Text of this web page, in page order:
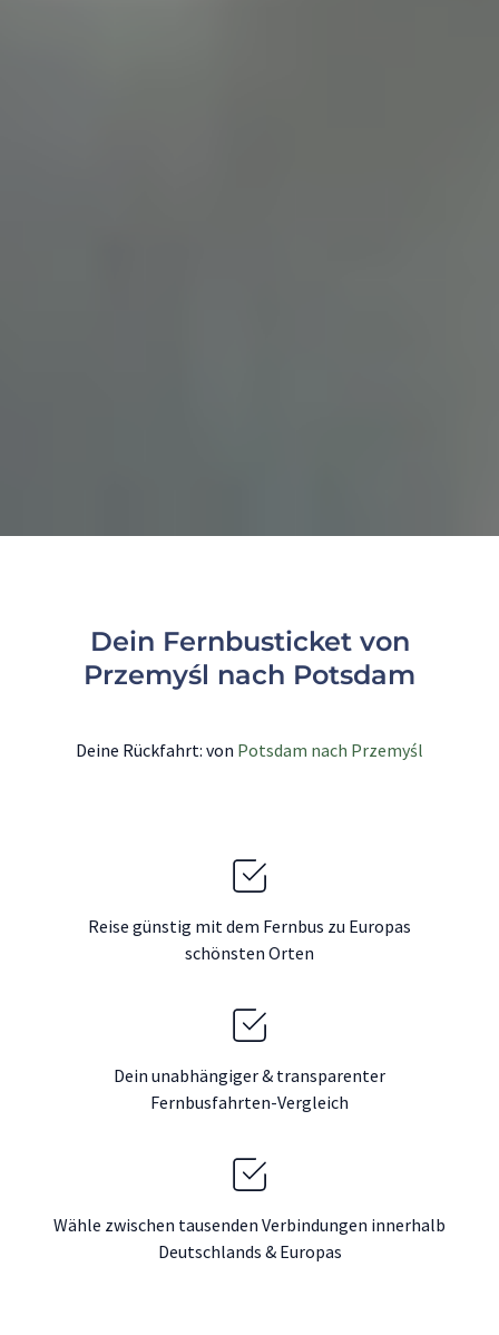
Dein Fernbusticket von
Przemyśl nach Potsdam
Deine Rückfahrt: von Potsdam nach Przemyśl
Reise günstig mit dem Fernbus zu Europas
schönsten Orten
Dein unabhängiger & transparenter
Fernbusfahrten-Vergleich
Wähle zwischen tausenden Verbindungen innerhalb
Deutschlands & Europas